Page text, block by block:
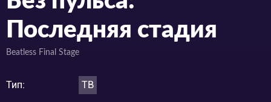
Последняя стадия
Beatless Final Stage
Тип: ТВ